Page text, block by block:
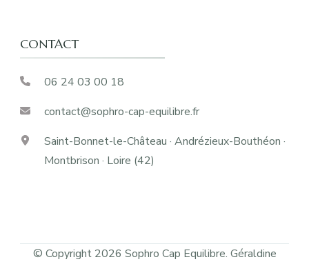
CONTACT
06 24 03 00 18
contact@sophro-cap-equilibre.fr
Saint-Bonnet-le-Château · Andrézieux-Bouthéon ·
Montbrison · Loire (42)
© Copyright 2026 Sophro Cap Equilibre. Géraldine